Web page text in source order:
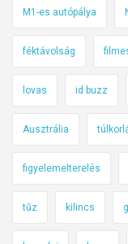
M1-es autópálya
féktávolság
lovas id buzz
Ausztrália
figyelemelterelés
tűz kilincs